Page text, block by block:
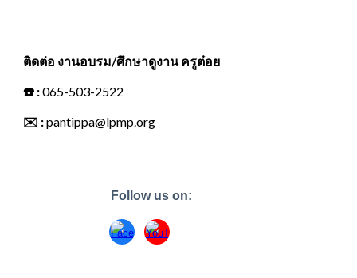
ติดต่อ งานอบรม/ศึกษาดูงาน ครูต๋อย
☎️ :065-503-2522
✉️ :pantippa@lpmp.org
Follow us on: